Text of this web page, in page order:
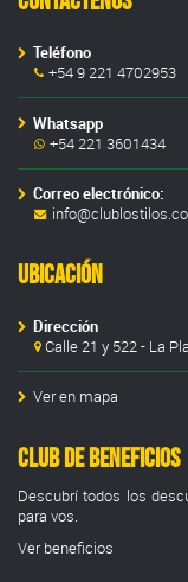
Teléfono
+54 9 221 4702953
Whatsapp
+54 221 3601434
Correo electrónico:
Ubicación
Dirección
Calle 21 y 522 - La
Ver en mapa
Club de Beneficios
Descubrí todos los
para vos.
Ver beneficios